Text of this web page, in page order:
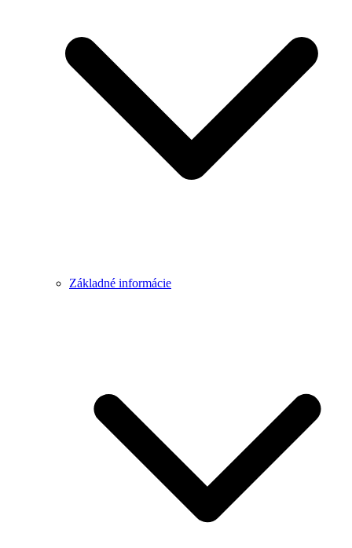
Základné informácie